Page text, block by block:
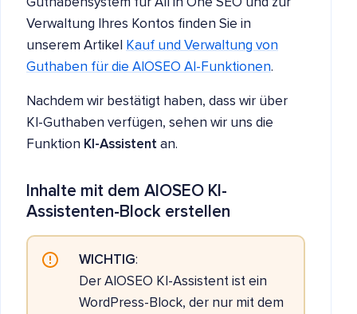
Guthabensystem für All in One SEO und zur
Verwaltung Ihres Kontos finden Sie in
unserem Artikel Kauf und Verwaltung von
Guthaben für die AIOSEO AI-Funktionen.
Nachdem wir bestätigt haben, dass wir über
KI-Guthaben verfügen, sehen wir uns die
Funktion KI-Assistent an.
Inhalte mit dem AIOSEO KI-
Assistenten-Block erstellen
WICHTIG:
Der AIOSEO KI-Assistent ist ein
WordPress-Block, der nur mit dem